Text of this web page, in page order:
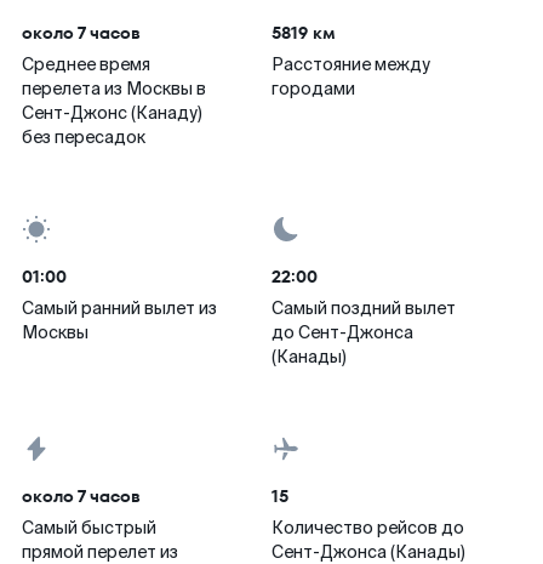
около 7 часов
Среднее время
перелета из Москвы в
Сент-Джонс (Канаду)
без пересадок
5819 км
Расстояние между
городами
01:00
Самый ранний вылет из
Москвы
22:00
Самый поздний вылет
до Сент-Джонса
(Канады)
около 7 часов
Самый быстрый
прямой перелет из
15
Количество рейсов до
Сент-Джонса (Канады)